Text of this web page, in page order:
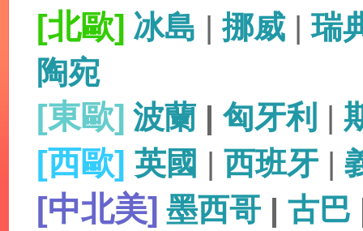
[北歐] 冰島 |挪威 |瑞
陶宛
[東歐] 波蘭 | 匈牙利 |
[西歐] 英國 | 西班牙 |
[中北美] 墨西哥 | 古巴